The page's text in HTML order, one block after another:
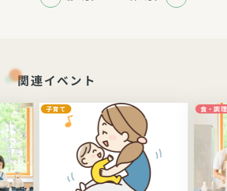
関連イベント
子育て 食・調理